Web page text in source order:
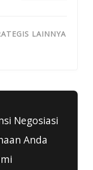
LAINNYA
Negosiasi
Anda